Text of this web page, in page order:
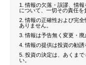
情報の欠落・誤謬、情
について、一切その責任を
情報の正確性および完
ありません。
情報は予告無く変更・廃
情報の提供は投資の勧誘
投資の決定は、あくま
い。